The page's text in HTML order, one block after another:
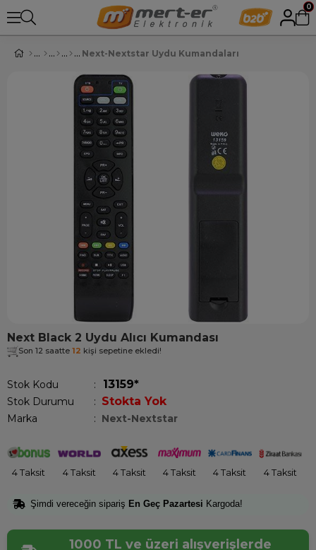
0
Next-Nextstar Uydu Kumandaları
Next Black 2 Uydu Alıcı Kumandası
Son 12 saatte 12 kişi sepetine ekledi!
Stok Kodu 13159*
Stok Durumu : Stokta Yok
Marka : Next-Nextstar
4 Taksit 4 Taksit 4 Taksit 4 Taksit 4 Taksit 4 Taksit
Şimdi vereceğin sipariş En Geç Pazartesi Kargoda!
1000 TL ve üzeri alışverişlerde